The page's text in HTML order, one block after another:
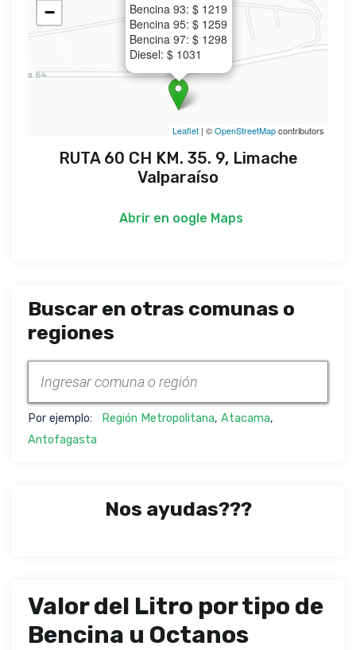
Bencina 93: $ 1219
Bencina 95: $ 1259
Bencina 97: $ 1298
Diesel: $ 1031
−
Leaflet | ©OpenStreetMapcontributors
RUTA 60 CH KM. 35. 9, Limache
Valparaíso
Abrir en oogle Maps
Buscar en otras comunas o
regiones
Por ejemplo: Región Metropolitana, Atacama,
Antofagasta
Nos ayudas???
Valor del Litro por tipo de
Bencina u Octanos